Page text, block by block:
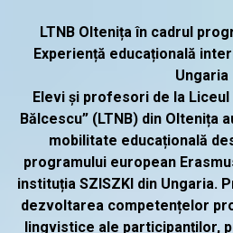
LTNB Oltenița în cadrul
Experiență educațională
Ungaria
Elevi și profesori de la
Bălcescu” (LTNB) din Oltenița
mobilitate educațională
programului european
instituția SZISZKI din Ungaria.
dezvoltarea competențelor
lingvistice ale participanților,